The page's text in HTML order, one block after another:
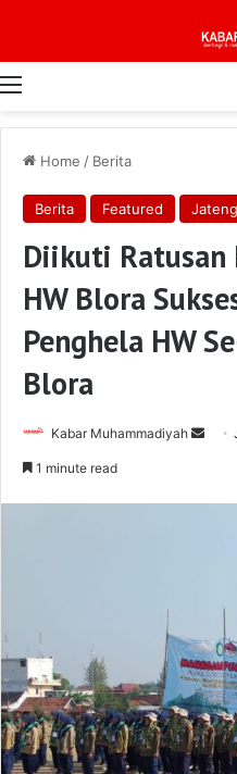
Menu
Home / Berita
Berita Featured Jateng
Diikuti Ratusan
HW Blora
Penghela HW
Blora
Kabar Muhammadiyah
Send
1 minute read